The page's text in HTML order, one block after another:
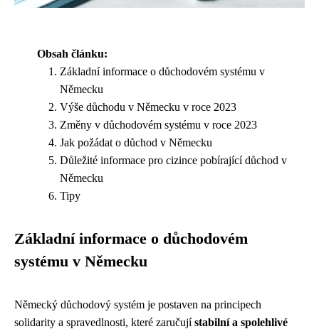
Obsah článku:
Základní informace o důchodovém systému v
Německu
Výše důchodu v Německu v roce 2023
Změny v důchodovém systému v roce 2023
Jak požádat o důchod v Německu
Důležité informace pro cizince pobírající důchod v
Německu
Tipy
Základní informace o důchodovém
systému v Německu
Německý důchodový systém je postaven na principech
solidarity a spravedlnosti, které zaručujístabilní a spolehlivé